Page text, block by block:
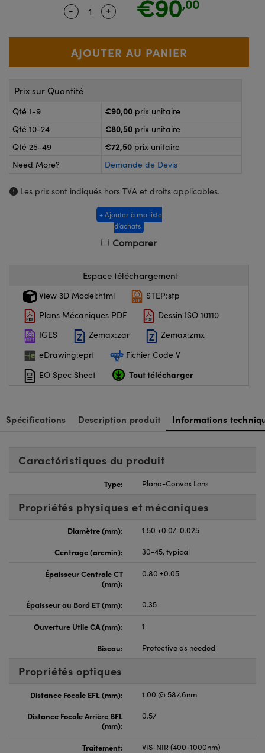
de Poche ou à Mesure Directe
: Microscopie
: Caméras
Optiques Lightpath
Gratings™
Quantity Selector
- Use the plus and minus buttons to
+ €90,00
Prix sur Quantité
Qté 1-9 €90,00 prix unitaire
Qté 10-24
€80,50 prix unitaire
Qté 25-49
€72,50 prix unitaire
Need More?
Demande de Devis
Les prix sont indiqués hors TVA et droits applicables.
+ Ajouter à ma liste
d’achats
Comparer
Espace téléchargement
View 3D Model:html
STEP:stp
Plans Mécaniques PDF
Dessin ISO 10110
IGES
Zemax:zar
Zemax:zmx
eDrawing:eprt
Fichier Code V
EO Spec Sheet
Tout télécharger
Spécifications Description produit Informations
Caractéristiques du produit
Type: Plano-Convex Lens
Propriétés physiques et mécaniques
Diamètre (mm):
1.50 +0.0/-0.025
Centrage (arcmin):
30-45, typical
Épaisseur Centrale CT
(mm):
0.80 ±0.05
Épaisseur au Bord ET (mm): 0.35
Ouverture Utile CA (mm):
1
Biseau:
Protective as needed
Propriétés optiques
Distance Focale EFL (mm):
1.00 @ 587.6nm
Distance Focale Arrière BFL
(mm):
0.57
Traitement:
VIS-NIR (400-1000nm)